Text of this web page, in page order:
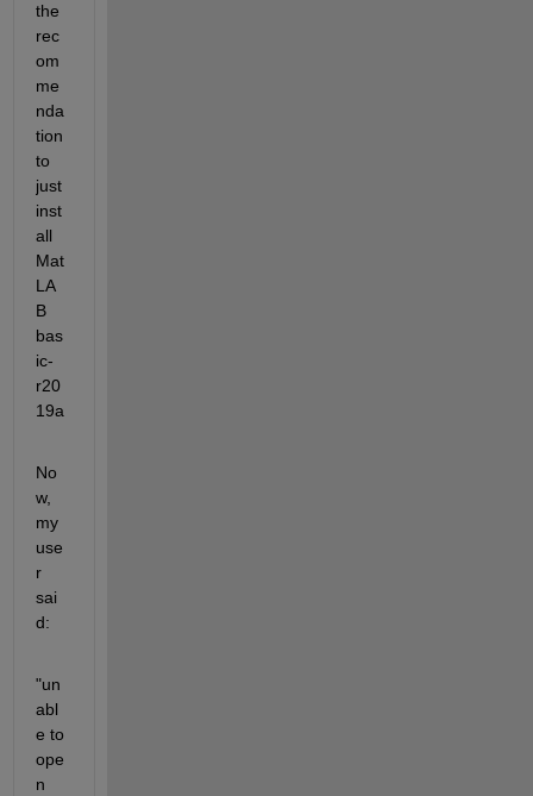
the
rec
om
me
nda
tion
to
just
inst
all
Mat
LA
B
bas
ic-
r20
19a
No
w,
my
use
r
sai
d:
"un
abl
e to
ope
n